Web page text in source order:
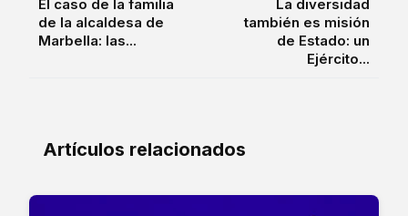
El caso de la familia
de la alcaldesa de
Marbella: las...
La diversidad
también es misión
de Estado: un
Ejército...
Artículos relacionados